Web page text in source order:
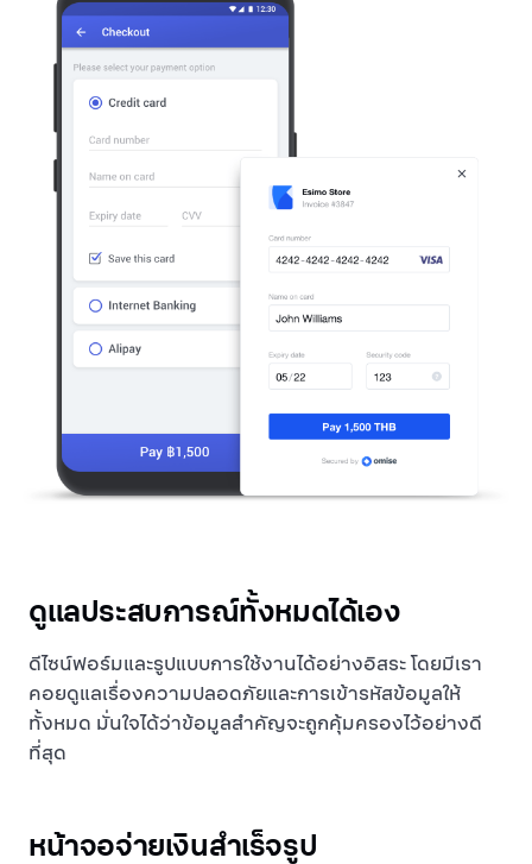
ดูแลประสบการณ์ทั้งหมดได้เอง
ดีไซน์ฟอร์มและรูปแบบการใช้งานได้อย่างอิสระ โดยมีเรา
คอยดูแลเรื่องความปลอดภัยและการเข้ารหัสข้อมูลให้
ทั้งหมด มั่นใจได้ว่าข้อมูลสำคัญจะถูกคุ้มครองไว้อย่างดี
ที่สุด
หน้าจอจ่ายเงินสำเร็จรูป